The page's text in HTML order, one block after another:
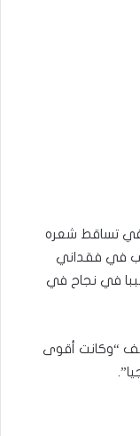
في تساقط شعره
في فقداني
في نجاح في
“وكانت أقوى